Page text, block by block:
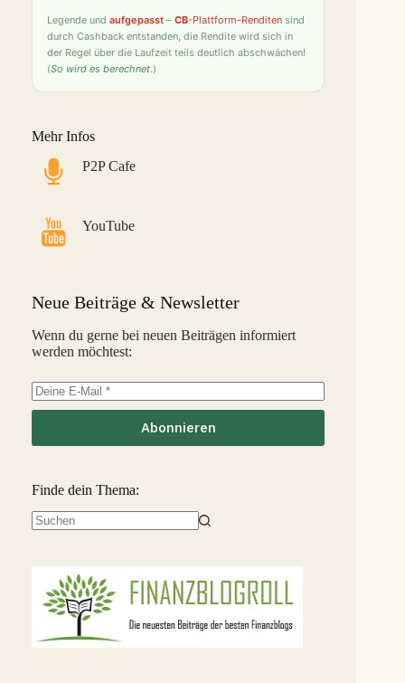
27 PeerBerry 9,2 % S
28 Bondster
31
32 Savy
InSoil 2,6 % S
37 Linked Finance -6,3 % S
Legende und aufgepasst – CB-Plattform-Renditen sind
durch Cashback entstanden, die Rendite wird sich in
der Regel über die Laufzeit teils deutlich abschwächen!
(So wird es berechnet.)
Mehr Infos
P2P Cafe
YouTube
Neue Beiträge & Newsletter
Wenn du gerne bei neuen Beiträgen informiert
werden möchtest:
Abonnieren
Finde dein Thema: